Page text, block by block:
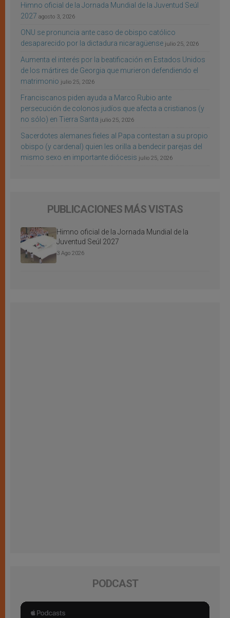
Himno oficial de la Jornada Mundial de la Juventud Seúl
2027 agosto 3, 2026
ONU se pronuncia ante caso de obispo católico
desaparecido por la dictadura nicaragüense julio 25, 2026
Aumenta el interés por la beatificación en Estados Unidos
de los mártires de Georgia que murieron defendiendo el
matrimonio julio 25, 2026
Franciscanos piden ayuda a Marco Rubio ante
persecución de colonos judíos que afecta a cristianos (y
no sólo) en Tierra Santa julio 25, 2026
Sacerdotes alemanes fieles al Papa contestan a su propio
obispo (y cardenal) quien les orilla a bendecir parejas del
mismo sexo en importante diócesis julio 25, 2026
PUBLICACIONES MÁS VISTAS
Himno oficial de la Jornada Mundial de la
Juventud Seúl 2027
3 Ago 2026
PODCAST